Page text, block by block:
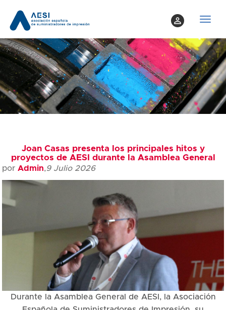
perm_identity
T
g
g
l
e
n
g
a
n
Joan Casas presenta los principales hitos y
proyectos de AESI durante la Asamblea General
porAdmin,9 Julio 2026
Durante la Asamblea General de AESI, la Asociación